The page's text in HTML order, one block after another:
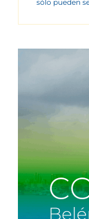
sólo pueden